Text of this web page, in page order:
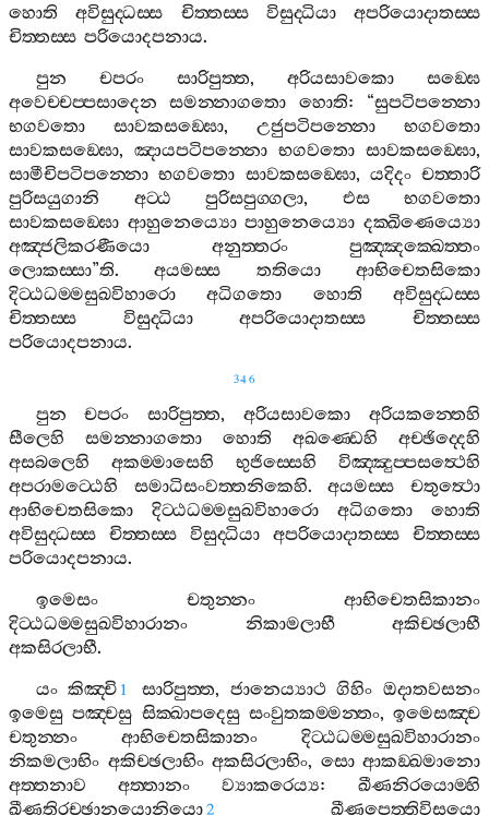
හොති අවිසුද‍්ධස‍්ස චිත‍්තස‍්ස විසුද‍්ධියා
අපරියොදාතස‍්ස
චිත‍්තස‍්ස පරියොදපනාය.
පුන
චපරං සාරිපුත‍්ත, අරියසාවකො
සඞ‍්ඝෙ
අවෙච‍්චප‍්පසාදෙන
සමන‍්නාගතො හොති: “සුපටිපන‍්නො
භගවතො
සාවකසඞ‍්ඝො, උජුපටිපන‍්නො
භගවතො
සාවකසඞ‍්ඝො, ඤායපටිපන‍්නො භගවතො සාවකසඞ‍්ඝො,
සාමීචිපටිපන‍්නො භගවතො සාවකසඞ‍්ඝො, යදිදං චත‍්තාරි
පුරිසයුගානි
අට‍්ඨ පුරිසපුග‍්ගලා, එස
භගවතො
සාවකසඞ‍්ඝො ආහුනෙය්‍යො පාහුනෙය්‍යො දක‍්ඛිණෙය්‍යො
අඤ‍්ජලිකරණීයො
අනුත‍්තරං
පුඤ‍්ඤක‍්ඛෙත‍්තං
ලොකස‍්සා”ති.අයමස‍්ස තතියො
ආභිචෙතසිකො
දිට‍්ඨධම‍්මසුඛවිහාරො
අධිගතො හොති
අවිසුද‍්ධස‍්ස
චිත‍්තස‍්ස
විසුද‍්ධියා අපරියොදාතස‍්ස
චිත‍්තස‍්ස
පරියොදපනාය.
346
පුන චපරං සාරිපුත‍්ත,අරියසාවකො
අරියකන‍්තෙහි
සීලෙහි
සමන‍්නාගතො හොති අඛණ‍්ඩෙහි
අච‍්ඡිද‍්දෙහි
අසබලෙහි
අකම‍්මාසෙහි භුජිස‍්සෙහි
විඤ‍්ඤුප‍්පසත්‍ථෙහි
අපරාමට‍්ඨෙහි
සමාධිසංවත‍්තනිකෙහි.අයමස‍්ස
චතුත්‍ථො
ආභිචෙතසිකො
දිට‍්ඨධම‍්මසුඛවිහාරො අධිගතො
හොති
අවිසුද‍්ධස‍්ස
චිත‍්තස‍්ස විසුද‍්ධියා අපරියොදාතස‍්ස
චිත‍්තස‍්ස
පරියොදපනාය.
ඉමෙසං
චතුන‍්නං
ආභිචෙතසිකානං
දිට‍්ඨධම‍්මසුඛවිහාරානං
නිකාමලාභී
අකිච‍්ඡලාභී
අකසිරලාභී.
යං කිඤ‍්චි 1 සාරිපුත‍්ත, ජානෙය්‍යාථ ගිහිං ඔදාතවසනං
ඉමෙසු පඤ‍්චසු සික‍්ඛාපදෙසු සංවුතකම‍්මන‍්තං, ඉමෙසඤ‍්ච
චතුන‍්නං
ආභිචෙතසිකානං
දිට‍්ඨධම‍්මසුඛවිහාරානං
නිකමලාභිං අකිච‍්ඡලාභිං අකසිරලාභිං, සො ආකඞ‍්ඛමානො
අත‍්තනාව
අත‍්තානං ව්‍යාකරෙය්‍ය: ඛීණනිරයොම‍්හි
ඛීණතිරච‍්ඡානයොනියො2
ඛීණපෙත‍්තිවිසයො